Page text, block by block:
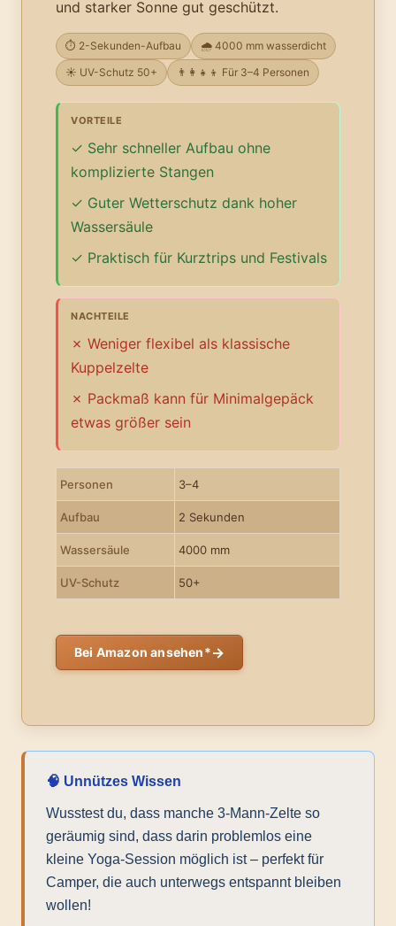
und starker Sonne gut geschützt.
⏱️ 2-Sekunden-Aufbau
🌧️ 4000 mm wasserdicht
☀️ UV-Schutz 50+
👨‍👩‍👧‍👦 Für 3–4 Personen
VORTEILE
Sehr schneller Aufbau ohne
komplizierte Stangen
Guter Wetterschutz dank hoher
Wassersäule
Praktisch für Kurztrips und Festivals
NACHTEILE
Weniger flexibel als klassische
Kuppelzelte
Packmaß kann für Minimalgepäck
etwas größer sein
Personen 3–4
Aufbau 2 Sekunden
Wassersäule 4000 mm
UV-Schutz 50+
Bei Amazon ansehen*→
🧠 Unnützes Wissen
Wusstest du, dass manche 3-Mann-Zelte so
geräumig sind, dass darin problemlos eine
kleine Yoga-Session möglich ist – perfekt für
Camper, die auch unterwegs entspannt bleiben
wollen!